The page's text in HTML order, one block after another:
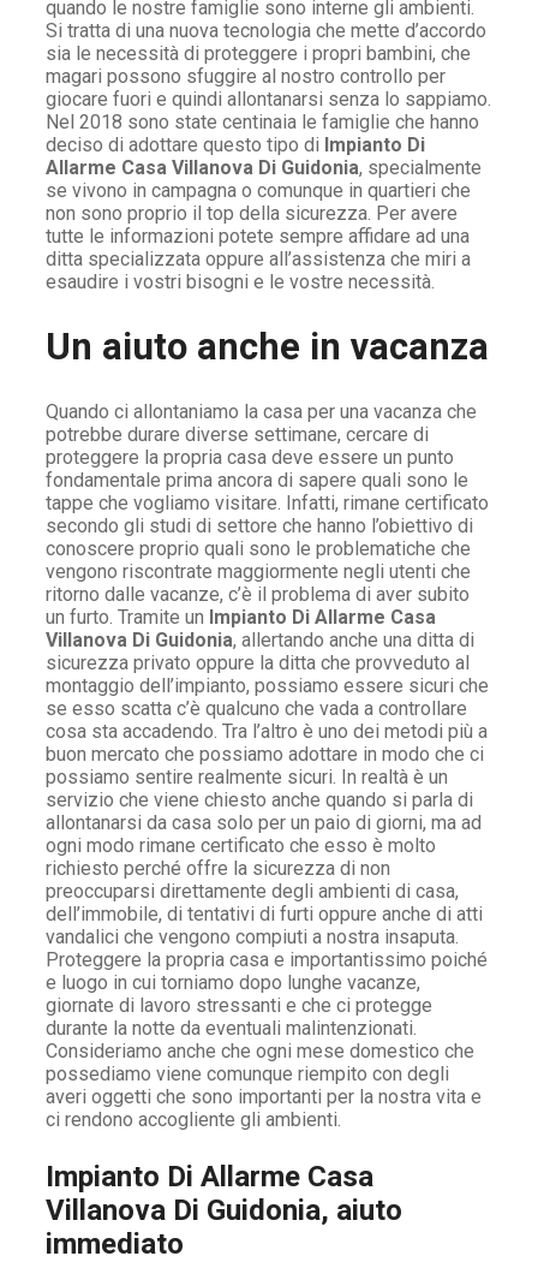
quando le nostre famiglie sono interne gli ambienti.
Si tratta di una nuova tecnologia che mette d’accordo
sia le necessità di proteggere i propri bambini, che
magari possono sfuggire al nostro controllo per
giocare fuori e quindi allontanarsi senza lo sappiamo.
Nel 2018 sono state centinaia le famiglie che hanno
deciso di adottare questo tipo di Impianto Di
Allarme Casa Villanova Di Guidonia, specialmente
se vivono in campagna o comunque in quartieri che
non sono proprio il top della sicurezza. Per avere
tutte le informazioni potete sempre affidare ad una
ditta specializzata oppure all’assistenza che miri a
esaudire i vostri bisogni e le vostre necessità.
Un aiuto anche in vacanza
Quando ci allontaniamo la casa per una vacanza che
potrebbe durare diverse settimane, cercare di
proteggere la propria casa deve essere un punto
fondamentale prima ancora di sapere quali sono le
tappe che vogliamo visitare. Infatti, rimane certificato
secondo gli studi di settore che hanno l’obiettivo di
conoscere proprio quali sono le problematiche che
vengono riscontrate maggiormente negli utenti che
ritorno dalle vacanze, c’è il problema di aver subito
un furto. Tramite un Impianto Di Allarme Casa
Villanova Di Guidonia, allertando anche una ditta di
sicurezza privato oppure la ditta che provveduto al
montaggio dell’impianto, possiamo essere sicuri che
se esso scatta c’è qualcuno che vada a controllare
cosa sta accadendo. Tra l’altro è uno dei metodi più a
buon mercato che possiamo adottare in modo che ci
possiamo sentire realmente sicuri. In realtà è un
servizio che viene chiesto anche quando si parla di
allontanarsi da casa solo per un paio di giorni, ma ad
ogni modo rimane certificato che esso è molto
richiesto perché offre la sicurezza di non
preoccuparsi direttamente degli ambienti di casa,
dell’immobile, di tentativi di furti oppure anche di atti
vandalici che vengono compiuti a nostra insaputa.
Proteggere la propria casa e importantissimo poiché
e luogo in cui torniamo dopo lunghe vacanze,
giornate di lavoro stressanti e che ci protegge
durante la notte da eventuali malintenzionati.
Consideriamo anche che ogni mese domestico che
possediamo viene comunque riempito con degli
averi oggetti che sono importanti per la nostra vita e
ci rendono accogliente gli ambienti.
Impianto Di Allarme Casa
Villanova Di Guidonia, aiuto
immediato